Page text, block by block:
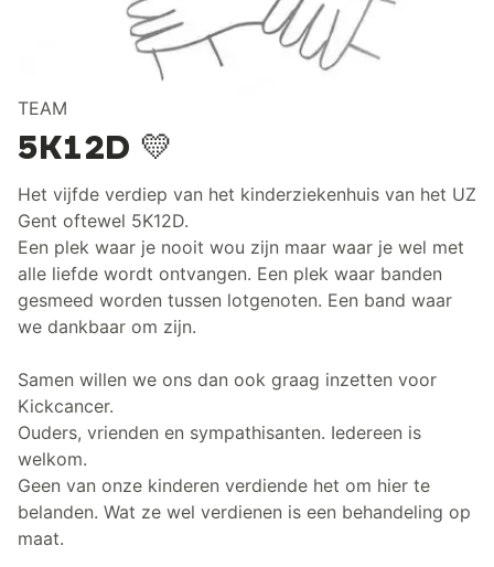
TEAM
5K12D 💛
Het vijfde verdiep van het kinderziekenhuis van het UZ
Gent oftewel 5K12D.
Een plek waar je nooit wou zijn maar waar je wel met
alle liefde wordt ontvangen. Een plek waar banden
gesmeed worden tussen lotgenoten. Een band waar
we dankbaar om zijn.
Samen willen we ons dan ook graag inzetten voor
Kickcancer.
Ouders, vrienden en sympathisanten. Iedereen is
welkom.
Geen van onze kinderen verdiende het om hier te
belanden. Wat ze wel verdienen is een behandeling op
maat.